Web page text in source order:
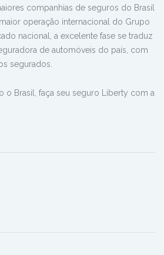
companhias de seguros do Brasil
operação internacional do Grupo
nacional, a excelente fase se traduz
de automóveis do país, com
segurados.
o Brasil, faça seu seguro Liberty com a